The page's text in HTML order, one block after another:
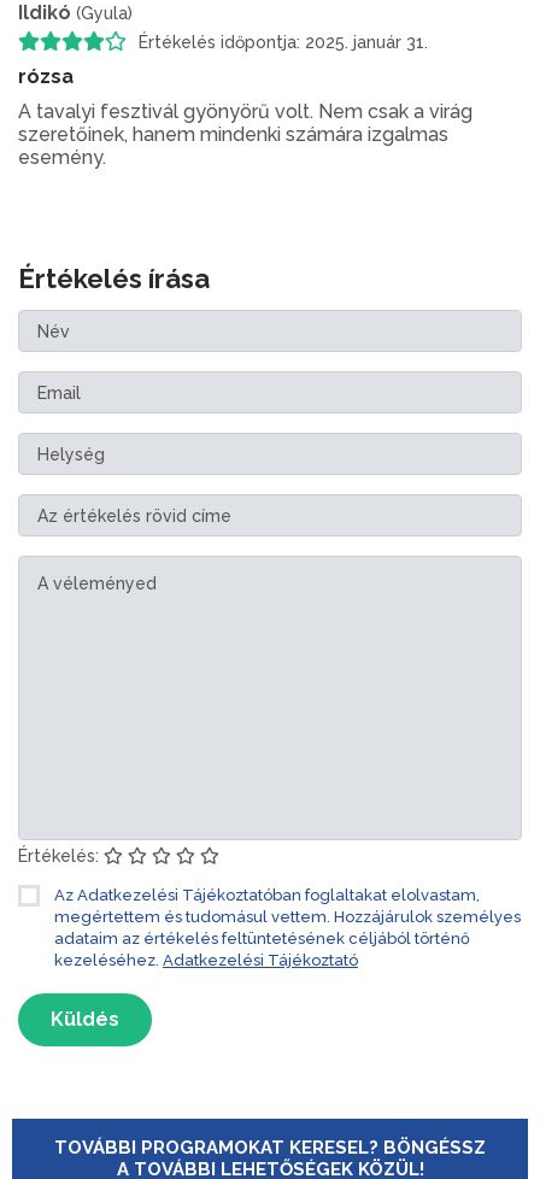
Ildikó (Gyula)
Értékelés időpontja: 2025. január 31.
rózsa
A tavalyi fesztivál gyönyörű volt. Nem csak a virág
szeretőinek, hanem mindenki számára izgalmas
esemény.
Értékelés írása
Értékelés:
Az Adatkezelési Tájékoztatóban foglaltakat elolvastam,
megértettem és tudomásul vettem. Hozzájárulok személyes
adataim az értékelés feltüntetésének céljából történő
kezeléséhez. Adatkezelési Tájékoztató
Küldés
TOVÁBBI PROGRAMOKAT KERESEL? BÖNGÉSSZ
A TOVÁBBI LEHETŐSÉGEK KÖZÜL!